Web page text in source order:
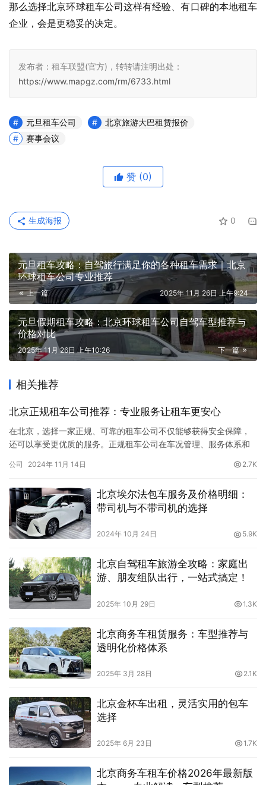
那么选择北京环球租车公司这样有经验、有口碑的本地租车
企业，会是更稳妥的决定。
发布者：租车联盟(官方)，转转请注明出处：
https://www.mapgz.com/rm/6733.html
元旦租车公司
北京旅游大巴租赁报价
赛事会议
赞 (0)
0
生成海报
元旦租车攻略：自驾旅行满足你的各种租车需求｜北京
环球租车公司专业推荐
上一篇 2025年 11月 26日 上午9:24
元旦假期租车攻略：北京环球租车公司自驾车型推荐与
价格对比
下一篇
2025年 11月 26日 上午10:26
相关推荐
北京正规租车公司推荐：专业服务让租车更安心
在北京，选择一家正规、可靠的租车公司不仅能够获得安全保障，
还可以享受更优质的服务。正规租车公司在车况管理、服务体系和
北京知名的正规租车公司，并对每家公司进行详细介绍，以便您在
旅集团旗下的租车品牌，也是国内规模较大的汽车租赁公司之一，
以其全面…
公司 2024年 11月 14日 2.7K
北京埃尔法包车服务及价格明细：
带司机与不带司机的选择
2024年 10月 24日 5.9K
北京自驾租车旅游全攻略：家庭出
游、朋友组队出行，一站式搞定！
2025年 10月 29日 1.3K
北京商务车租赁服务：车型推荐与
透明化价格体系
2025年 3月 28日 2.1K
北京金杯车出租，灵活实用的包车
选择
2025年 6月 23日 1.7K
北京商务车租车价格2026年最新版